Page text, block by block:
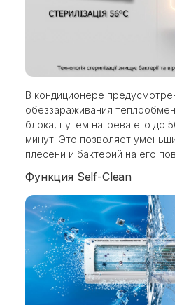
В кондиционере
обеззараживания
блока, путем нагрева его до
минут. Это позволяет
плесени и бактерий на его
Функция Self-Clean